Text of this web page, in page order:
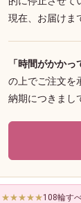
現在、お届けま
「時間がかかっ
の上でご注文を
納期につきまし
★★★★★108輪す